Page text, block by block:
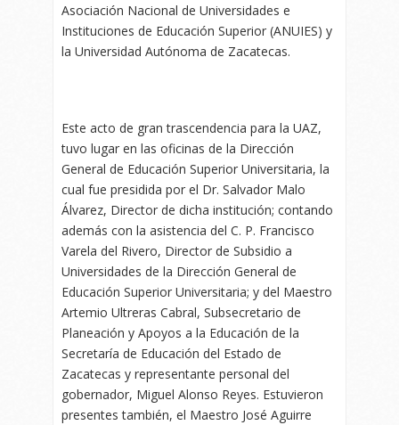
Asociación Nacional de Universidades e
Instituciones de Educación Superior (ANUIES) y
la Universidad Autónoma de Zacatecas.
Este acto de gran trascendencia para la UAZ,
tuvo lugar en las oficinas de la Dirección
General de Educación Superior Universitaria, la
cual fue presidida por el Dr. Salvador Malo
Álvarez, Director de dicha institución; contando
además con la asistencia del C. P. Francisco
Varela del Rivero, Director de Subsidio a
Universidades de la Dirección General de
Educación Superior Universitaria; y del Maestro
Artemio Ultreras Cabral, Subsecretario de
Planeación y Apoyos a la Educación de la
Secretaría de Educación del Estado de
Zacatecas y representante personal del
gobernador, Miguel Alonso Reyes. Estuvieron
presentes también, el Maestro José Aguirre